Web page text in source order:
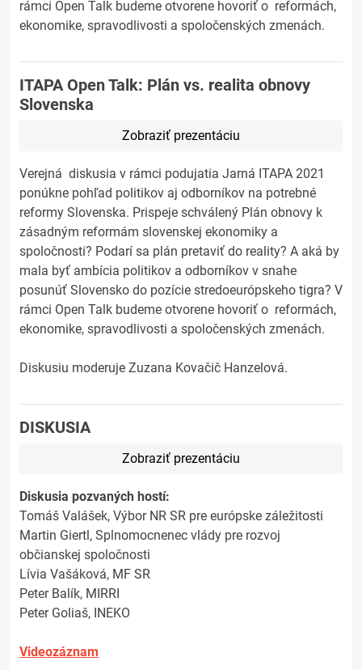
rámci Open Talk budeme otvorene hovoriť o reformách,
ekonomike, spravodlivosti a spoločenských zmenách.
ITAPA Open Talk: Plán vs. realita obnovy
Slovenska
Zobraziť prezentáciu
Verejná diskusia v rámci podujatia Jarná ITAPA 2021
ponúkne pohľad politikov aj odborníkov na potrebné
reformy Slovenska. Prispeje schválený Plán obnovy k
zásadným reformám slovenskej ekonomiky a
spoločnosti? Podarí sa plán pretaviť do reality? A aká by
mala byť ambícia politikov a odborníkov v snahe
posunúť Slovensko do pozície stredoeurópskeho tigra? V
rámci Open Talk budeme otvorene hovoriť o reformách,
ekonomike, spravodlivosti a spoločenských zmenách.
Diskusiu moderuje Zuzana Kovačič Hanzelová.
DISKUSIA
Zobraziť prezentáciu
Diskusia pozvaných hostí:
Tomáš Valášek, Výbor NR SR pre európske záležitosti
Martin Giertl, Splnomocnenec vlády pre rozvoj
občianskej spoločnosti
Lívia Vašáková, MF SR
Peter Balík, MIRRI
Peter Goliaš, INEKO
Videozáznam